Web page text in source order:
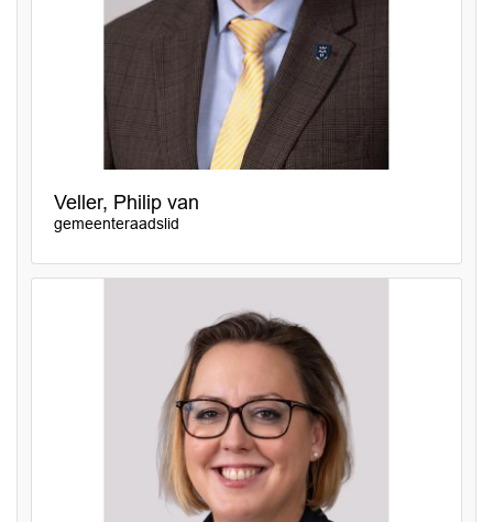
Veller, Philip van
gemeenteraadslid